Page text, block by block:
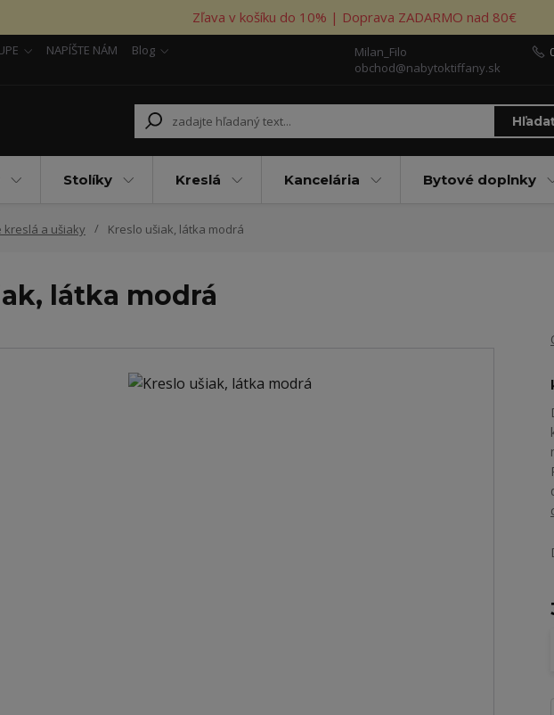
Zľava v košíku do 10% | Doprava ZADARMO nad 80€
NAPÍŠTE NÁM
Blog
Milan_Filo
obchod@nabytoktiffany.sk
Stolíky Kreslá Kancelária Bytové doplnky
kreslá a ušiaky Kreslo ušiak, látka modrá
látka modrá